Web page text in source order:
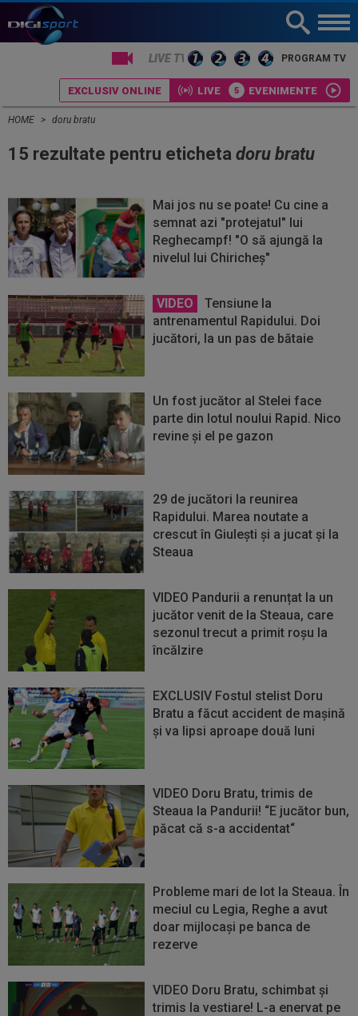
PROGRAM TV
EXCLUSIV ONLINE LIVE EVENIMENTE
HOME doru bratu
15 rezultate pentru eticheta doru bratu
Mai jos nu se poate! Cu cine a
semnat azi "protejatul" lui
Reghecampf! "O să ajungă la
nivelul lui Chiricheş"
VIDEO
Tensiune la
antrenamentul Rapidului. Doi
jucători, la un pas de bătaie
Un fost jucător al Stelei face
parte din lotul noului Rapid. Nico
revine și el pe gazon
29 de jucători la reunirea
Rapidului. Marea noutate a
crescut în Giulești și a jucat și la
Steaua
VIDEO Pandurii a renunțat la un
jucător venit de la Steaua, care
sezonul trecut a primit roșu la
încălzire
EXCLUSIV Fostul stelist Doru
Bratu a făcut accident de mașină
și va lipsi aproape două luni
VIDEO Doru Bratu, trimis de
Steaua la Pandurii! “E jucător bun,
păcat că s-a accidentat“
Probleme mari de lot la Steaua. În
meciul cu Legia, Reghe a avut
doar mijlocași pe banca de
rezerve
VIDEO Doru Bratu, schimbat și
trimis la vestiare! L-a enervat pe